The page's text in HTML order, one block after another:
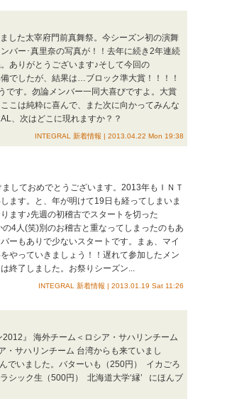
した太宰府門前真舞祭。今シーズン初の演舞
バー･真里奈の写真が！！去年に続き2年連続
ありがとうございます♪そして今回の
でしたが、結果は…ブロック準大賞！！！！
です。勿論メンバー一同大喜びですよ。大賞
こは純粋に喜んで、また次に向かってみんな
、次はどこに現れますか？？
INTEGRAL 新着情報 | 2013.04.22 Mon 19:38
しておめでとうございます。2013年もＩＮＴ
ます。と、年が明けて19日も経ってしまいま
ます♪先週の初稽古でスタートを切った
4人(笑)別のお稽古と重なってしまったのもあ
ーもありで少ないスタートです。まぁ、マイ
やっていきましょう！！遅れて参加したメン
終了しました。お祭りシーズン...
INTEGRAL 新着情報 | 2013.01.19 Sat 11:26
』 海外チーム＜ロシア・サハリンチーム
サハリンチーム 台湾からも来ていまし
でいました。バターいも（250円） イカごろ
シック生（500円） 北海道大学‘縁’ にほんブ